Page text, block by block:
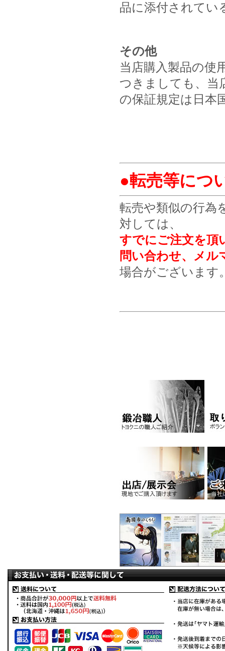
品に添付されてい
その他
当店購入製品の使
つきましても、当
の保証規定は日本
●転売等につ
転売や類似の行為
対しては、
すでにご注文を頂
問い合わせ、メル
場合がございます